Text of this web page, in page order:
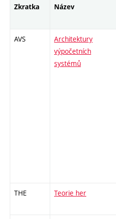
Zkratka Název
AVS
Architektury
výpočetních
systémů
THE Teorie her